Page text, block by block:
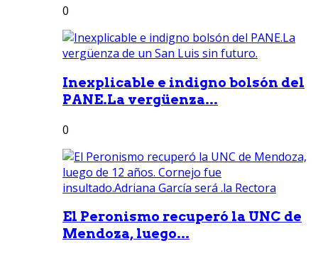
0
Inexplicable e indigno bolsón del
PANE.La vergüenza...
0
El Peronismo recuperó la UNC de
Mendoza, luego...